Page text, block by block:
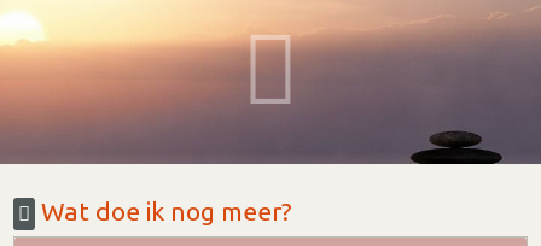
Wat doe ik nog meer?